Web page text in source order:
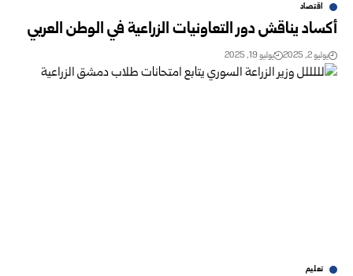
اقتصاد
أكساد يناقش دور التعاونيات الزراعية في الوطن العربي
يوليو 2, 2025 يوليو 19, 2025
تعليم